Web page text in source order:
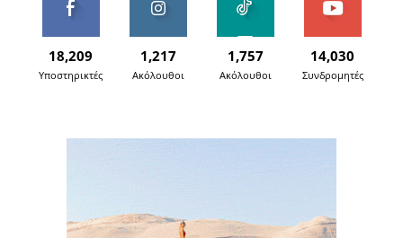
18,209
Υποστηρικτές
1,217
Ακόλουθοι
1,757
Ακόλουθοι
14,030
Συνδρομητές